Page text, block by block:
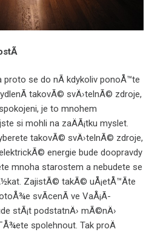
proto se do nÃ­ kdykoliv ponoÅ™te
takovÃ© svÄ›telnÃ© zdroje,
je to mnohem
si mohli na zaÄÃ¡tku myslet.
takovÃ© svÄ›telnÃ© zdroje,
energie bude doopravdy
mnoha starostem a nebudete se
ZajistÃ© takÃ© uÅ¡etÅ™Ã­te
svÃ­cenÃ­ ve VaÅ¡Ã­
stÃ¡t podstatnÄ› mÃ©nÄ›
spolehnout. Tak proÄ